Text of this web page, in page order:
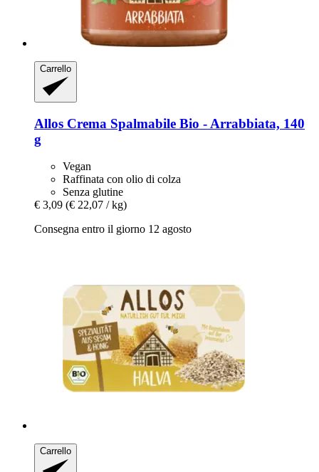
Carrello
Allos Crema Spalmabile Bio -​ Arrabbiata, 140
g
Vegan
Raffinata con olio di colza
Senza glutine
€ 3,09 (€ 22,07 / kg)
Consegna entro il giorno 12 agosto
Carrello